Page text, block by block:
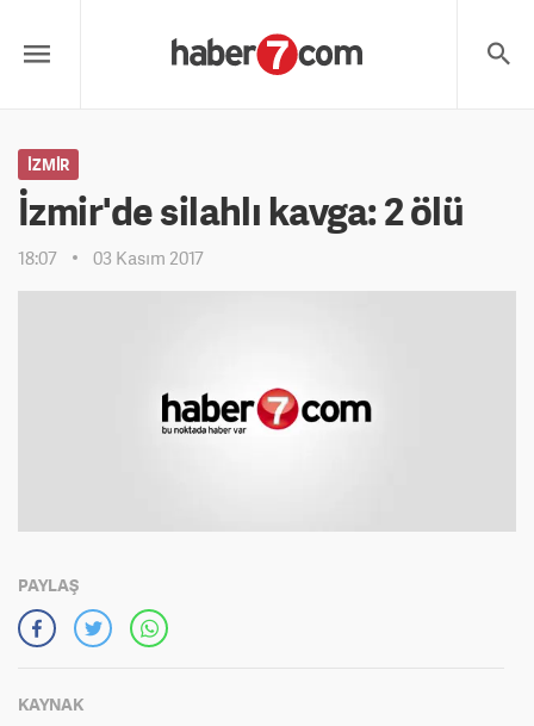
İZMIR
İzmir'de silahlı kavga: 2 ölü
18:07 03 Kasım 2017
PAYLAŞ
KAYNAK